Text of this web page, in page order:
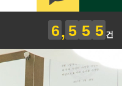
6 5 5 5 건